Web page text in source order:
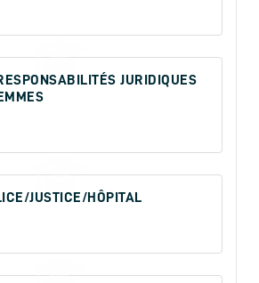
JURIDIQUES
JUSTICE/HÔPITAL